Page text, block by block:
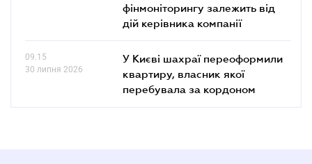
фінмоніторингу залежить від
дій керівника компанії
09.15
30 липня 2026
У Києві шахраї переоформили
квартиру, власник якої
перебувала за кордоном